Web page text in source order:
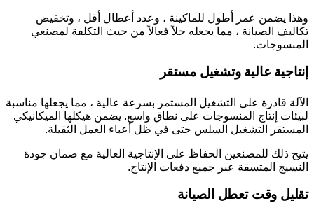
وهذا يضمن عمر أطول للماكينة ، وعدد أعطال أقل ، وتخفيض
تكاليف الصيانة ، مما يجعله حلاً فعالاً من حيث التكلفة لمصنعي
المنسوجات.
إنتاجية عالية وتشغيل مستقر
الآلة قادرة على التشغيل المستمر بسرعة عالية ، مما يجعلها مناسبة
لبيئات إنتاج المنسوجات على نطاق واسع. يضمن هيكلها الميكانيكي
المستقر التشغيل السلس حتى في ظل أعباء العمل الثقيلة.
يتيح ذلك للمصنعين الحفاظ على الإنتاجية العالية مع ضمان جودة
النسيج المتسقة عبر جميع دفعات الإنتاج.
تقليل وقت تعطل الصيانة